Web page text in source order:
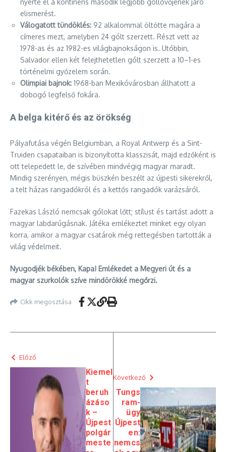
nyerte el a kontinens második legjobb góllövőjének járó
elismerést.
Válogatott tündöklés: 92 alkalommal öltötte magára a
címeres mezt, amelyben 24 gólt szerzett. Részt vett az
1978-as és az 1982-es világbajnokságon is. Utóbbin,
Salvador ellen két felejthetetlen gólt szerzett a 10–1-es
történelmi győzelem során.
Olimpiai bajnok: 1968-ban Mexikóvárosban állhatott a
dobogó legfelső fokára.
A belga kitérő és az örökség
Pályafutása végén Belgiumban, a Royal Antwerp és a Sint-
Truiden csapataiban is bizonyította klasszisát, majd edzőként is
ott telepedett le, de szívében mindvégig magyar maradt.
Mindig szerényen, mégis büszkén beszélt az újpesti sikerekről,
a telt házas rangadókról és a kettős rangadók varázsáról.
Fazekas László nemcsak gólokat lőtt; stílust és tartást adott a
magyar labdarúgásnak. Játéka emlékeztet minket egy olyan
korra, amikor a magyar csatárok még rettegésben tartották a
világ védelmeit.
Nyugodjék békében, Kapa! Emlékedet a Megyeri út és a
magyar szurkolók szíve mindörökké megőrzi.
Cikk megosztása
Előző
Kiemel
t
beruh
ázáso
k –
Újpest
polgár
meste
Következő
Tungs
ram-
ügy
Újpest
en:
nemcs